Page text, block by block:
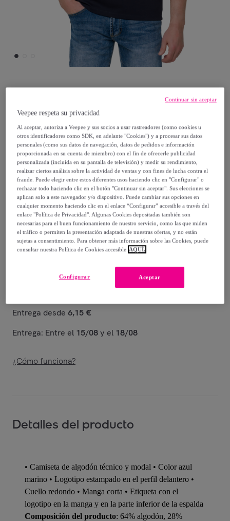
Camiseta AIR TECH mezcla algodón azul
marino
16,40 €
45,00 €
-63%
Guía de tallas
Vendido porHot Buttered
Entrega desde 6,15 €
Entrega: Entre el 15/08y el 18/08
¿Cómo funciona?
Detalles del producto
• Camiseta de algodón técnico y modal • Color azul
marino • Logotipo estampado en el perfil delantero •
Cuello redondo • Manga corta • Etiqueta con el
logotipo en la manga y en la parte inferior de la espalda
Composición del producto: 64% algodón, 28%
Veepee respeta su privacidad
Al aceptar, autoriza a Veepee y sus socios a usar rastreadores (como cookies u
otros identificadores como SDK, en adelante "Cookies") y a procesar sus datos
personales (como sus datos de navegación, datos de pedidos e información
proporcionada en su cuenta de miembro) con el fin de ofrecerle publicidad
personalizada (incluida en su pantalla de televisión) y medir su rendimiento,
realizar ciertos análisis sobre la actividad de ventas y con fines de lucha contra el
fraude. Puede elegir entre estos diferentes usos haciendo clic en "Configurar" o
rechazar todo haciendo clic en el botón "Continuar sin aceptar". Sus elecciones se
aplican solo a este navegador y/o dispositivo. Puede cambiar sus opciones en
cualquier momento haciendo clic en el enlace “Configurar” accesible a través del
enlace "Política de Privacidad". Algunas Cookies depositadas también son
necesarias para el buen funcionamiento de nuestro servicio, como las que miden
el tráfico o permiten la presentación adaptada de nuestras ofertas, y no están
sujetas a consentimiento. Para obtener más información sobre las Cookies, puede
consultar nuestra Política de Cookies accesible AQUÍ.
Aceptar
Configurar
Continuar sin aceptar